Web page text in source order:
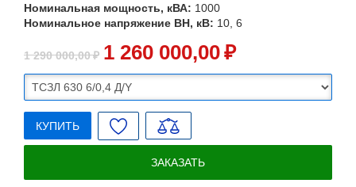
Номинальная мощность, кВА: 1000
Номинальное напряжение ВН, кВ: 10, 6
1 290 000,00₽ 1 260 000,00₽
КУПИТЬ
ЗАКАЗАТЬ